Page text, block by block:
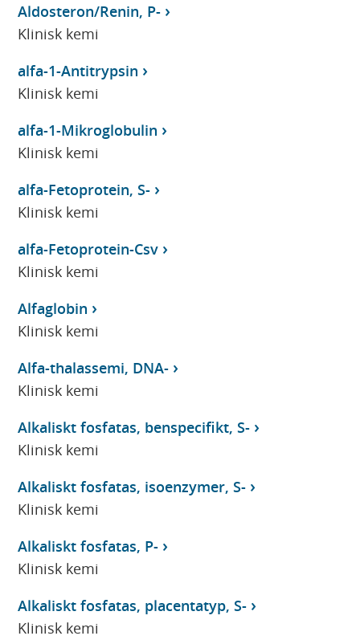
Aldosteron/Renin, P-
Klinisk kemi
alfa-1-Antitrypsin
Klinisk kemi
alfa-1-Mikroglobulin
Klinisk kemi
alfa-Fetoprotein, S-
Klinisk kemi
alfa-Fetoprotein-Csv
Klinisk kemi
Alfaglobin
Klinisk kemi
Alfa-thalassemi, DNA-
Klinisk kemi
Alkaliskt fosfatas, benspecifikt, S-
Klinisk kemi
Alkaliskt fosfatas, isoenzymer, S-
Klinisk kemi
Alkaliskt fosfatas, P-
Klinisk kemi
Alkaliskt fosfatas, placentatyp, S-
Klinisk kemi